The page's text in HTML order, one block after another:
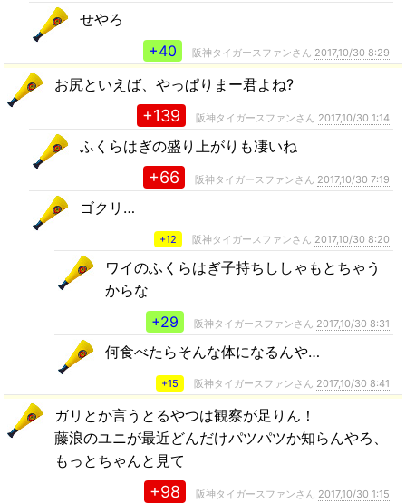
せやろ
+40
阪神タイガースファンさん 2017,10/30 8:29
お尻といえば、やっぱりまー君よね?
+139 阪神タイガースファンさん 2017,10/30 1:14
ふくらはぎの盛り上がりも凄いね
+66 阪神タイガースファンさん 2017,10/30 7:19
ゴクリ…
+12 阪神タイガースファンさん 2017,10/30 8:20
ワイのふくらはぎ子持ちししゃもとちゃう
からな
+29
阪神タイガースファンさん 2017,10/30 8:31
何食べたらそんな体になるんや…
+15 阪神タイガースファンさん 2017,10/30 8:41
ガリとか言うとるやつは観察が足りん！
藤浪のユニが最近どんだけパツパツか知らんやろ、
もっとちゃんと見て
+98 阪神タイガースファンさん 2017,10/30 1:15